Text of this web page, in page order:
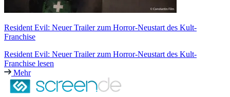
Resident Evil: Neuer Trailer zum Horror-Neustart des Kult-
Franchise
Resident Evil: Neuer Trailer zum Horror-Neustart des Kult-
Franchise lesen
Mehr